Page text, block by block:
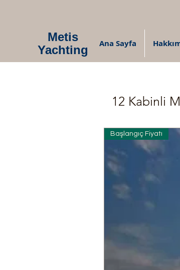
Metis
Yachting
Ana Sayfa
12 Kabinli
Başlangıç Fiyatı